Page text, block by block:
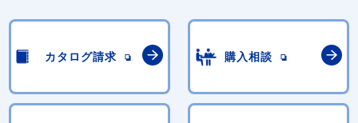
カタログ請求 購入相談